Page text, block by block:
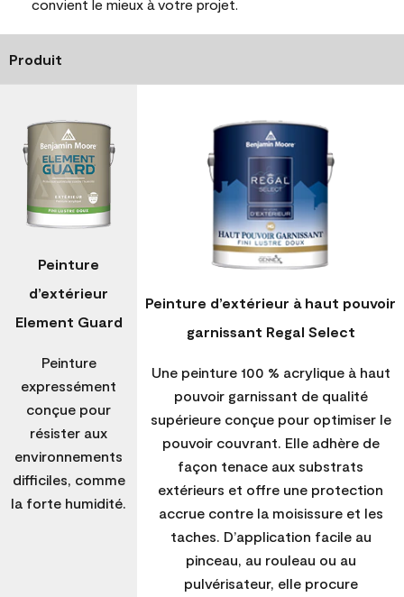
convient le mieux à votre projet.
Produit
Peinture
d’extérieur
Element Guard
Peinture
expressément
conçue pour
résister aux
environnements
difficiles, comme
la forte humidité.
Peinture d’extérieur à haut pouvoir
garnissant Regal Select
Une peinture 100 % acrylique à haut
pouvoir garnissant de qualité
supérieure conçue pour optimiser le
pouvoir couvrant. Elle adhère de
façon tenace aux substrats
extérieurs et offre une protection
accrue contre la moisissure et les
taches. D’application facile au
pinceau, au rouleau ou au
pulvérisateur, elle procure